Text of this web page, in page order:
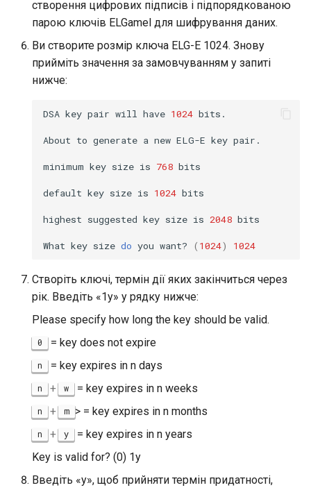
створення цифрових підписів і підпорядкованою
парою ключів ELGamel для шифрування даних.
Ви створите розмір ключа ELG-E 1024. Знову
прийміть значення за замовчуванням у запиті
нижче:
DSA key pair will have 1024 bits.
About to generate a new ELG-E key pair.
minimum key size is 768 bits
default key size is 1024 bits
highest suggested key size is 2048 bits
What key size do you want? ( 1024) 1024
Створіть ключі, термін дії яких закінчиться через
рік. Введіть «1y» у рядку нижче:
Please specify how long the key should be valid.
0 = key does not expire
n = key expires in n days
n + w = key expires in n weeks
n + m > = key expires in n months
n + y = key expires in n years
Key is valid for? (0) 1y
Введіть «y», щоб прийняти термін придатності,